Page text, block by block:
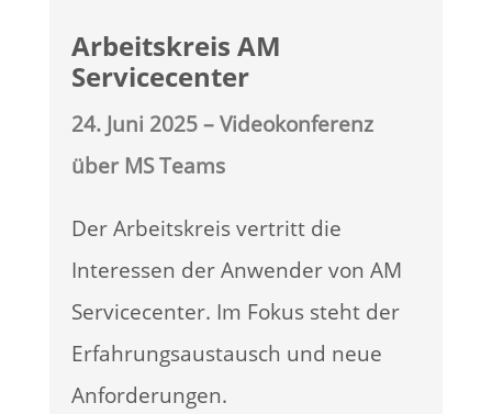
Arbeitskreis AM
Servicecenter
24. Juni 2025– Videokonferenz
über MS Teams
Der Arbeitskreis vertritt die
Interessen der Anwender von AM
Servicecenter. Im Fokus steht der
Erfahrungsaustausch und neue
Anforderungen.